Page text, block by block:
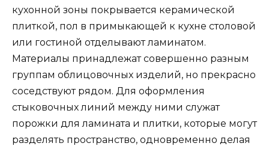
кухонной зоны покрывается керамической
плиткой, пол в примыкающей к кухне столовой
или гостиной отделывают ламинатом.
Материалы принадлежат совершенно разным
группам облицовочных изделий, но прекрасно
соседствуют рядом. Для оформления
стыковочных линий между ними служат
порожки для ламината и плитки, которые могут
разделять пространство, одновременно делая